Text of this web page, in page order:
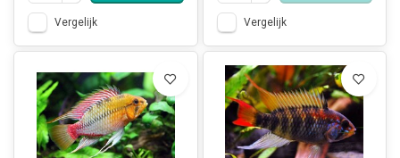
Vergelijk Vergelijk